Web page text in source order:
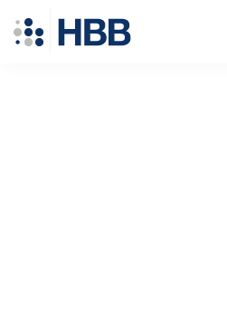
zum
Menü Direkt